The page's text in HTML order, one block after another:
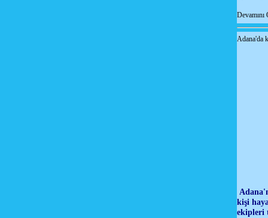
Devamını
Adana'da
kişi
ekipleri